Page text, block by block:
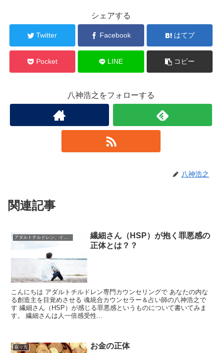
シェアする
Twitter Facebook はてブ
Pocket LINE コピー
八神浩之をフォローする
八神浩之
関連記事
繊細さん（HSP）が抱く罪悪感の
正体とは？？
こんにちは アダルトチルドレン専門カウンセリングで あなたの内な
る創造主を目覚めさせる 魂統合カウンセラー＆占い師の八神浩之で
す 繊細さん（HSP）が感じる罪悪感というものについて書いてみま
す。 繊細さんは人一倍感受性...
在り方 お金の正体